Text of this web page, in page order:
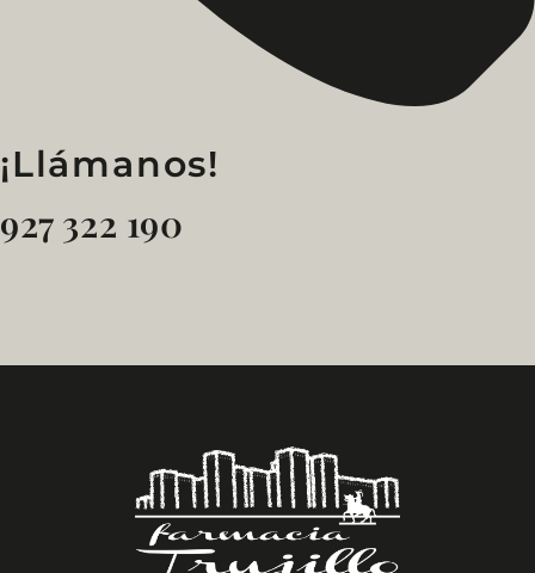
¡Llámanos!
927 322 190